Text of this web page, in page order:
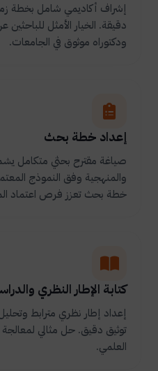
إشراف أكاديمي شامل بخطة
دقيقة. الخيار الأمثل
ودكتوراه موثوق في الجامعات.
إعداد خطة بحث
صياغة مقترح بحثي متكامل
والمنهجية وفق النموذج
خطة بحث تعزز فرص اعتماد
كتابة الإطار النظري
إعداد إطار نظري مترابط
توثيق دقيق. حل مثالي
العلمي.